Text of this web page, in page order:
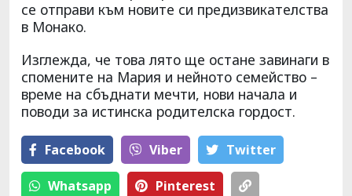
се отправи към новите си предизвикателства
в Монако.
Изглежда, че това лято ще остане завинаги в
спомените на Мария и нейното семейство –
време на сбъднати мечти, нови начала и
поводи за истинска родителска гордост.
Facebook Viber Тwitter
Whatsapp Pinterest